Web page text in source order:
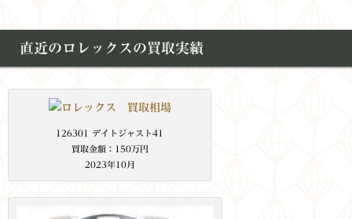
直近のロレックスの買取実績
126301 デイトジャスト41
買取金額：150万円
2023年10月